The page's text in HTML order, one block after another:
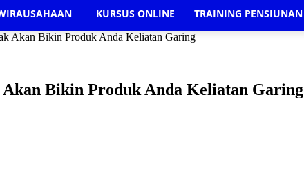
KURSUS ONLINE TRAINING PENSIUNAN
Akan Bikin Produk Anda Keliatan Garing
Bikin Produk Anda Keliatan Garing